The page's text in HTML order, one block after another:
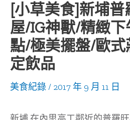
[小草美食]新埔
屋/IG神獸/精緻
點/極美擺盤/歐
定飲品
美食紀錄/ 2017 年 9 月 11 日